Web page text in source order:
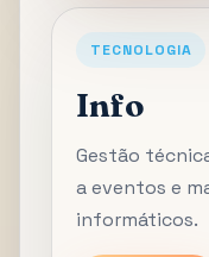
TECNOLOGIA
Info
Gestão
a eventos e
informáticos.